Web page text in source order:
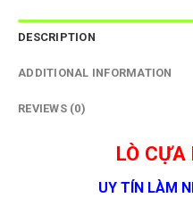
DESCRIPTION
ADDITIONAL INFORMATION
REVIEWS (0)
LÒ CỰA
UY TÍN LÀM